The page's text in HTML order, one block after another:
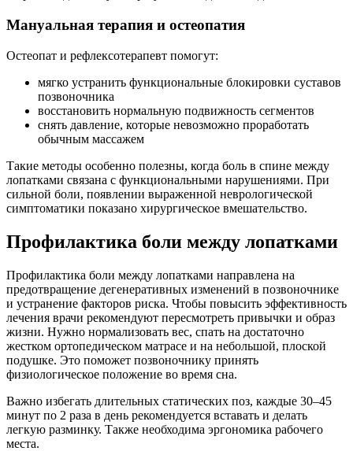
Мануальная терапия и остеопатия
Остеопат и рефлексотерапевт помогут:
мягко устранить функциональные блокировки суставов
позвоночника
восстановить нормальную подвижность сегментов
снять давление, которые невозможно проработать
обычным массажем
Такие методы особенно полезны, когда боль в спине между
лопатками связана с функциональными нарушениями. При
сильной боли, появлении выраженной неврологической
симптоматики показано хирургическое вмешательство.
Профилактика боли между лопатками
Профилактика боли между лопатками направлена на
предотвращение дегенеративных изменений в позвоночнике
и устранение факторов риска. Чтобы повысить эффективность
лечения врачи рекомендуют пересмотреть привычки и образ
жизни. Нужно нормализовать вес, спать на достаточно
жестком ортопедическом матрасе и на небольшой, плоской
подушке. Это поможет позвоночнику принять
физиологическое положение во время сна.
Важно избегать длительных статических поз, каждые 30–45
минут по 2 раза в день рекомендуется вставать и делать
легкую разминку. Также необходима эргономика рабочего
места.